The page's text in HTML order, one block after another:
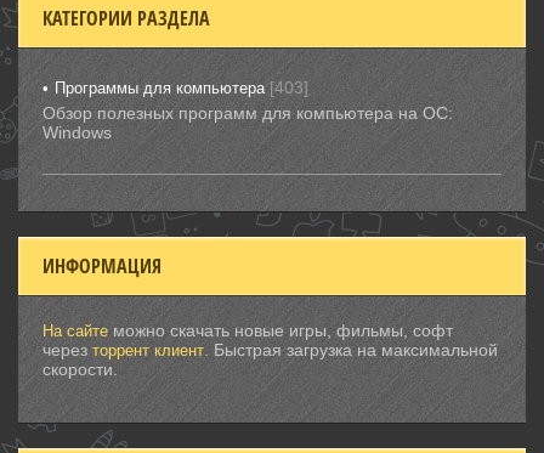
КАТЕГОРИИ РАЗДЕЛА
Программы для компьютера [403]
Обзор полезных программ для компьютера на ОС:
Windows
ИНФОРМАЦИЯ
На сайте можно скачать новые игры, фильмы, софт
через торрент клиент . Быстрая загрузка на максимальной
скорости.